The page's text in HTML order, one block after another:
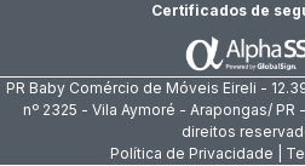
Certificados de
PR Baby Comércio de Móveis Eireli -
nº 2325 - Vila Aymoré - Arapongas/
direitos
Política de Privacidade |